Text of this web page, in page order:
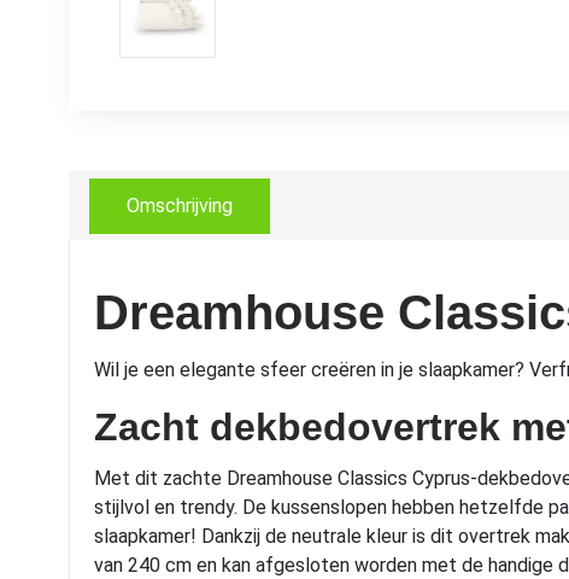
Omschrijving
Dreamhouse
Wil je een elegante sfeer creëren in je slaapkamer?
Zacht dekbedovertrek
Met dit zachte Dreamhouse Classics Cyprus-
stijlvol en trendy. De kussenslopen hebben hetzelfde
slaapkamer! Dankzij de neutrale kleur is dit overtrek
van 240 cm en kan afgesloten worden met de handige